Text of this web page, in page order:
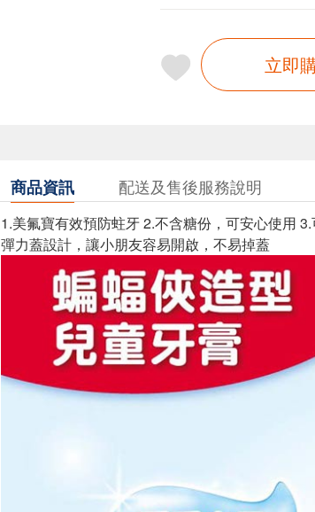
立即
商品資訊 配送及售後服務說明
1.美氟寶有效預防蛀牙 2.不含糖份，可安心使用
彈力蓋設計，讓小朋友容易開啟，不易掉蓋